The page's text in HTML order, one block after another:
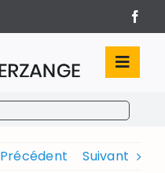
Précédent Suivant